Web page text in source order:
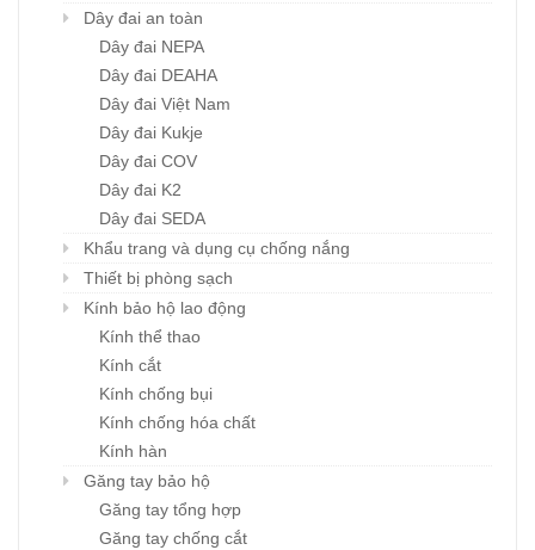
Dây đai an toàn
Dây đai NEPA
Dây đai DEAHA
Dây đai Việt Nam
Dây đai Kukje
Dây đai COV
Dây đai K2
Dây đai SEDA
Khẩu trang và dụng cụ chống nắng
Thiết bị phòng sạch
Kính bảo hộ lao động
Kính thể thao
Kính cắt
Kính chống bụi
Kính chống hóa chất
Kính hàn
Găng tay bảo hộ
Găng tay tổng hợp
Găng tay chống cắt